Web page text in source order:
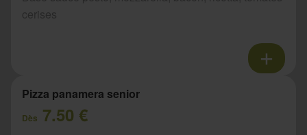
Pizza panamera senior
Dès 7.50 €